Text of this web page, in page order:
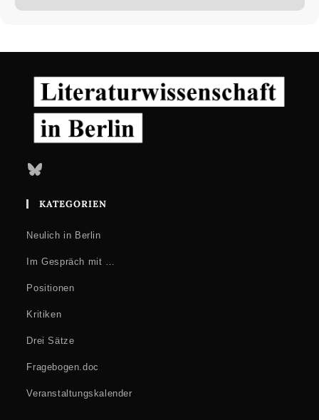
Bluesky
KATEGORIEN
Neulich in Berlin
Im Gespräch mit …
Positionen
Kritiken
Drei Sätze
Fragebogen.doc
Veranstaltungskalender